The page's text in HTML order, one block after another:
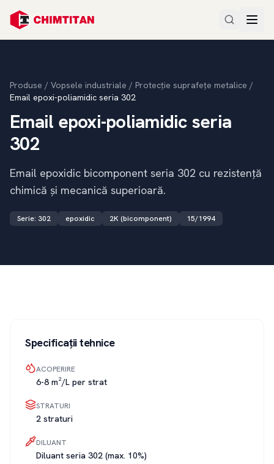
Produse / Vopsele industriale / Protecție suprafețe metalice /
Email epoxi-poliamidic seria 302
Email epoxi-poliamidic seria
302
Email epoxidic bicomponent seria 302 cu rezistență
chimică și mecanică superioară.
Serie: 302 epoxidic 2K (bicomponent) 15/1994
Specificații tehnice
ACOPERIRE
6-8 m²/L per strat
STRATURI
2 straturi
DILUANT
Diluant seria 302 (max. 10%)